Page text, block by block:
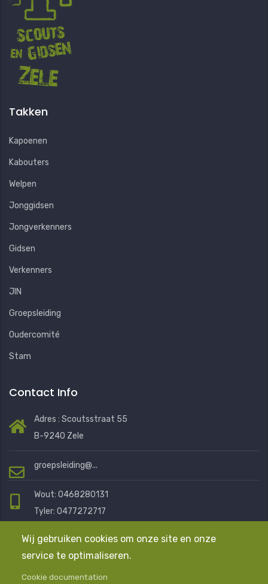
Wij gebruiken cookies om onze site en onze
service te optimaliseren.
Cookie documentation
Takken
Kapoenen
Kabouters
Welpen
Jonggidsen
Jongverkenners
Gidsen
Verkenners
JIN
Groepsleiding
Oudercomité
Stam
Contact Info
Adres : Scoutsstraat 55
B-9240 Zele
groepsleiding@...
Wout: 0468280131
Tyler: 0477272717
Mail ons en we helpen je graag